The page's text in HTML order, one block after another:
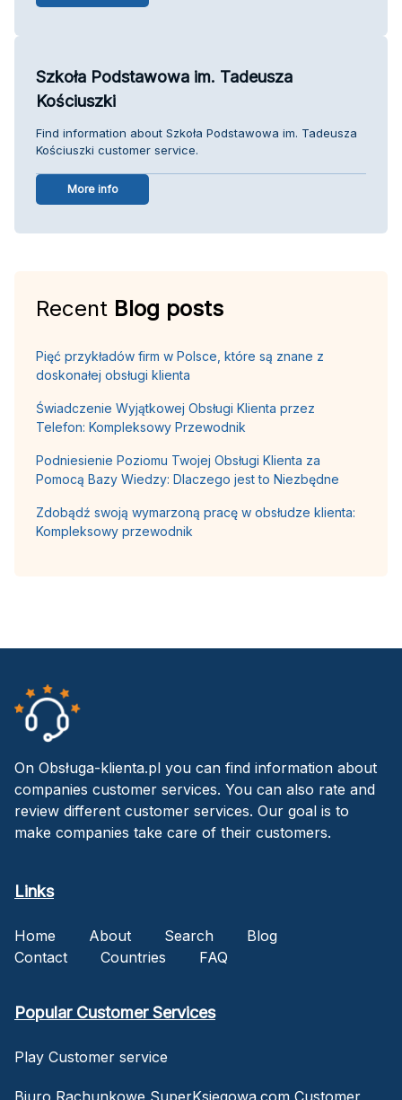
Szkoła Podstawowa im. Tadeusza
Kościuszki
Find information about Szkoła Podstawowa im. Tadeusza
Kościuszki customer service.
More info
Recent Blog posts
Pięć przykładów firm w Polsce, które są znane z
doskonałej obsługi klienta
Świadczenie Wyjątkowej Obsługi Klienta przez
Telefon: Kompleksowy Przewodnik
Podniesienie Poziomu Twojej Obsługi Klienta za
Pomocą Bazy Wiedzy: Dlaczego jest to Niezbędne
Zdobądź swoją wymarzoną pracę w obsłudze klienta:
Kompleksowy przewodnik
On Obsługa-klienta.pl you can find information about
companies customer services. You can also rate and
review different customer services. Our goal is to
make companies take care of their customers.
Links
Home About Search
Blog
Contact
Countries FAQ
Popular Customer Services
Play Customer service
Biuro Rachunkowe SuperKsiegowa.com Customer